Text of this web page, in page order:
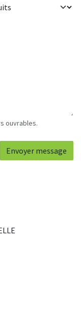
ouvrables.
Envoyer message